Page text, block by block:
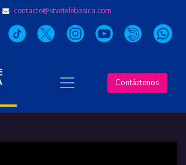
contacto@stvetelebasica.com
Contáctenos